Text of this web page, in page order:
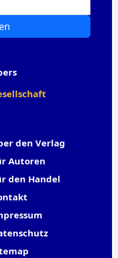
den Verlag
Autoren
den Handel